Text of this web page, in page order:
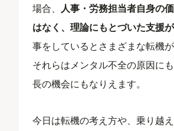
場合、 人事・労務担当者自身の
はなく、理論にもとづいた支援
事をしているとさまざまな転機が
それらはメンタル不全の原因に
長の機会にもなりえます。
今日は転機の考え方や、乗り越